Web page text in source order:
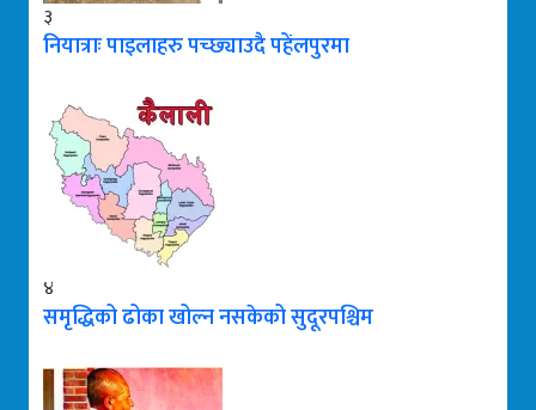
३
नियात्राः पाइलाहरु पच्छ्याउदै पहेंलपुरमा
४
समृद्धिको ढोका खोल्न नसकेको सुदूरपश्चिम